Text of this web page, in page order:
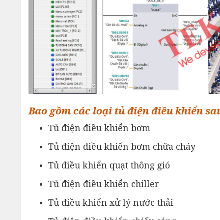
Bao gồm các loại tủ điện điều khiển
Tủ điện điều khiển bơm
Tủ điện điều khiển bơm chữa cháy
Tủ điều khiển quạt thông gió
Tủ điện điều khiển chiller
Tủ điều khiển xử lý nước thải